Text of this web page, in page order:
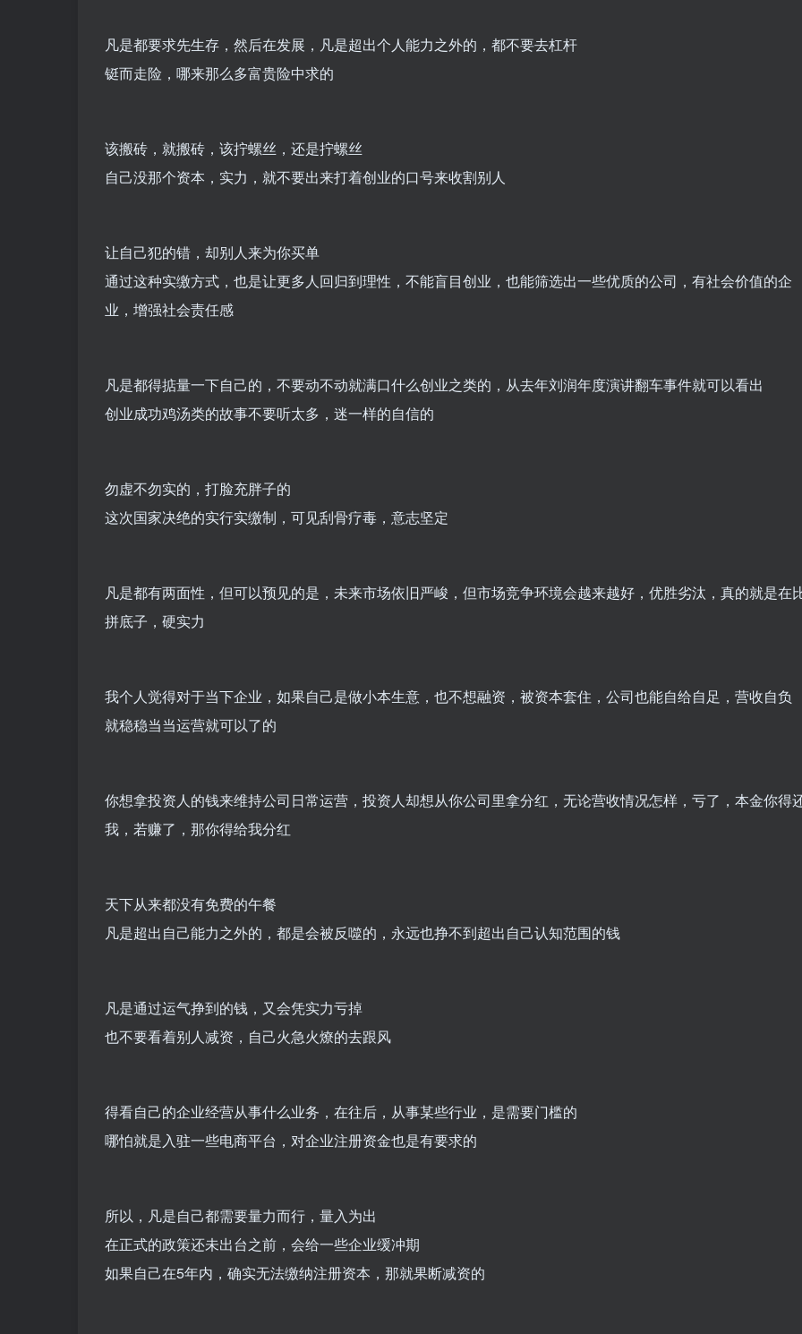
凡是都要求先生存，然后在发展，凡是超出个人能力之外的，都不要去杠杆
铤而走险，哪来那么多富贵险中求的
该搬砖，就搬砖，该拧螺丝，还是拧螺丝
自己没那个资本，实力，就不要出来打着创业的口号来收割别人
让自己犯的错，却别人来为你买单
通过这种实缴方式，也是让更多人回归到理性，不能盲目创业，也能筛选出一些优质的公司，有社会价值的企
业，增强社会责任感
凡是都得掂量一下自己的，不要动不动就满口什么创业之类的，从去年刘润年度演讲翻车事件就可以看出
创业成功鸡汤类的故事不要听太多，迷一样的自信的
勿虚不勿实的，打脸充胖子的
这次国家决绝的实行实缴制，可见刮骨疗毒，意志坚定
凡是都有两面性，但可以预见的是，未来市场依旧严峻，但市场竞争环境会越来越好，优胜劣汰，真的就是在
拼底子，硬实力
我个人觉得对于当下企业，如果自己是做小本生意，也不想融资，被资本套住，公司也能自给自足，营收自负
就稳稳当当运营就可以了的
你想拿投资人的钱来维持公司日常运营，投资人却想从你公司里拿分红，无论营收情况怎样，亏了，本金你得
我，若赚了，那你得给我分红
天下从来都没有免费的午餐
凡是超出自己能力之外的，都是会被反噬的，永远也挣不到超出自己认知范围的钱
凡是通过运气挣到的钱，又会凭实力亏掉
也不要看着别人减资，自己火急火燎的去跟风
得看自己的企业经营从事什么业务，在往后，从事某些行业，是需要门槛的
哪怕就是入驻一些电商平台，对企业注册资金也是有要求的
所以，凡是自己都需要量力而行，量入为出
在正式的政策还未出台之前，会给一些企业缓冲期
如果自己在5年内，确实无法缴纳注册资本，那就果断减资的